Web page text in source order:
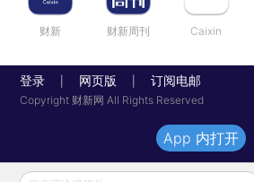
财新 财新周刊 Caixin
登录 网页版 订阅电邮
Copyright 财新网 All Rights Reserved
App 内打开